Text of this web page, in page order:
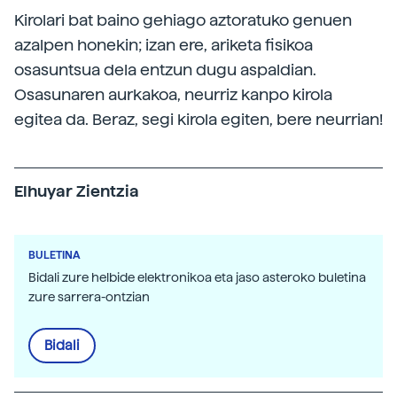
Kirolari bat baino gehiago aztoratuko genuen
azalpen honekin; izan ere, ariketa fisikoa
osasuntsua dela entzun dugu aspaldian.
Osasunaren aurkakoa, neurriz kanpo kirola
egitea da. Beraz, segi kirola egiten, bere neurrian!
Elhuyar Zientzia
BULETINA
Bidali zure helbide elektronikoa eta jaso asteroko buletina
zure sarrera-ontzian
Bidali